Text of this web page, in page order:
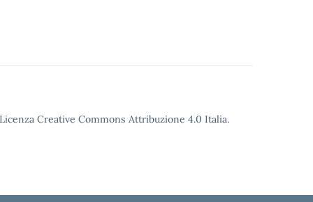
Creative Commons Attribuzione 4.0 Italia.